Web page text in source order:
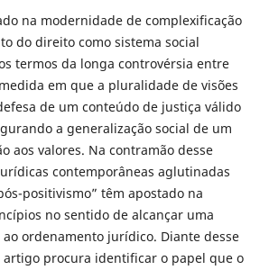
na modernidade de complexificação
do direito como sistema social
termos da longa controvérsia entre
em que a pluralidade de visões
de um conteúdo de justiça válido
a generalização social de um
aos valores. Na contramão desse
contemporâneas aglutinadas
positivismo” têm apostado na
no sentido de alcançar uma
ordenamento jurídico. Diante desse
artigo procura identificar o papel que o